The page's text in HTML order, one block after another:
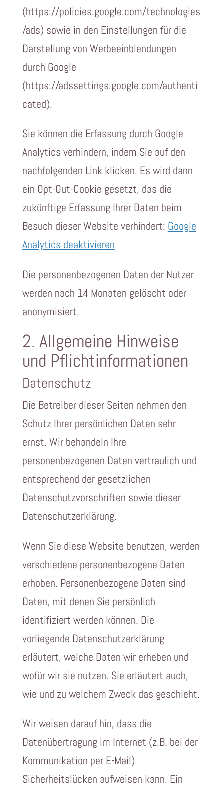
(https://policies.google.com/technologies
/ads) sowie in den Einstellungen für die
Darstellung von Werbeeinblendungen
durch Google
(https://adssettings.google.com/authenti
cated).
Sie können die Erfassung durch Google
Analytics verhindern, indem Sie auf den
nachfolgenden Link klicken. Es wird dann
ein Opt-Out-Cookie gesetzt, das die
zukünftige Erfassung Ihrer Daten beim
Besuch dieser Website verhindert: Google
Analytics deaktivieren
Die personenbezogenen Daten der Nutzer
werden nach 14 Monaten gelöscht oder
anonymisiert.
2. Allgemeine Hinweise
und Pflichtinformationen
Datenschutz
Die Betreiber dieser Seiten nehmen den
Schutz Ihrer persönlichen Daten sehr
ernst. Wir behandeln Ihre
personenbezogenen Daten vertraulich und
entsprechend der gesetzlichen
Datenschutzvorschriften sowie dieser
Datenschutzerklärung.
Wenn Sie diese Website benutzen, werden
verschiedene personenbezogene Daten
erhoben. Personenbezogene Daten sind
Daten, mit denen Sie persönlich
identifiziert werden können. Die
vorliegende Datenschutzerklärung
erläutert, welche Daten wir erheben und
wofür wir sie nutzen. Sie erläutert auch,
wie und zu welchem Zweck das geschieht.
Wir weisen darauf hin, dass die
Datenübertragung im Internet (z.B. bei der
Kommunikation per E-Mail)
Sicherheitslücken aufweisen kann. Ein